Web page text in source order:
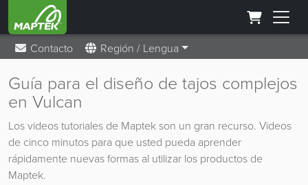
Contacto Región / Lengua
Guía para el diseño de tajos complejos
en Vulcan
Los videos tutoriales de Maptek son un gran recurso. Videos
de cinco minutos para que usted pueda aprender
rápidamente nuevas formas al utilizar los productos de
Maptek.